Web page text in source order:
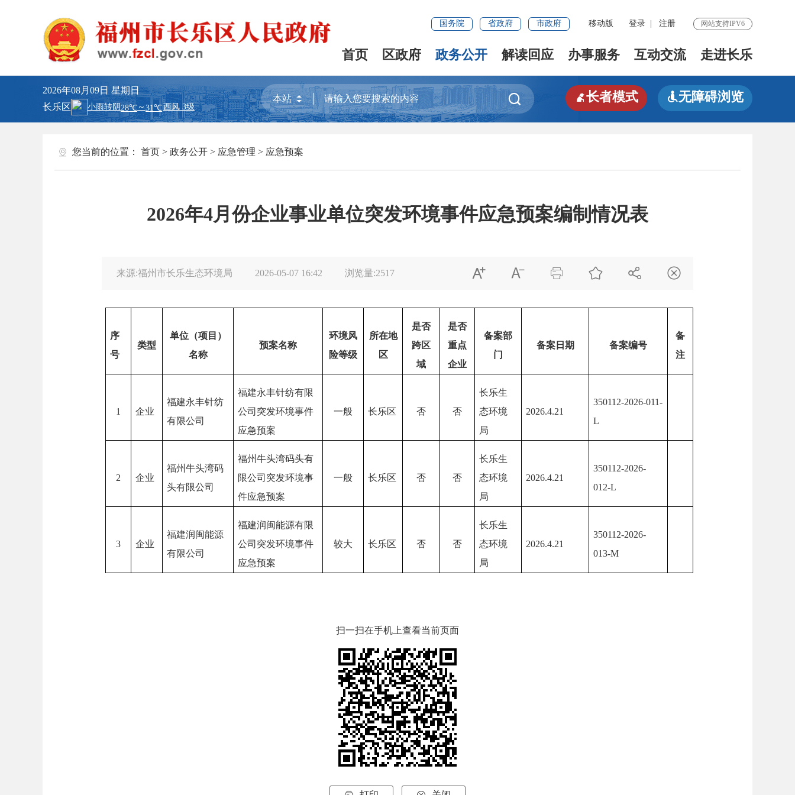
国务院 省政府 市政府 移动版 登录 注册 网站支持IPV6
首页 区政府 政务公开 解读回应 办事服务 互动交流 走进长乐
2026年08月09日 星期日
长乐区
 长者模式 无障碍浏览
您当前的位置： 首页 > 政务公开 > 应急管理 > 应急预案
2026年4月份企业事业单位突发环境事件应急预案编制情况表
来源:福州市长乐生态环境局 2026-05-07 16:42 浏览量:2517      
序
号
类型
单位（项目）
名称
预案名称
环境风
险等级
所在地
区
是否
跨区
域
是否
重点
企业
备案部
门
备案日期 备案编号
备
注
1 企业
福建永丰针纺
有限公司
福建永丰针纺有限
公司突发环境事件
应急预案
一般 长乐区 否 否
长乐生
态环境
局
2026.4.21
350112-2026-011-
L
2 企业
福州牛头湾码
头有限公司
福州牛头湾码头有
限公司突发环境事
件应急预案
一般 长乐区 否 否
长乐生
态环境
局
2026.4.21
350112-2026-
012-L
3 企业
福建润闽能源
有限公司
福建润闽能源有限
公司突发环境事件
应急预案
较大 长乐区 否 否
长乐生
态环境
局
2026.4.21
350112-2026-
013-M
扫一扫在手机上查看当前页面